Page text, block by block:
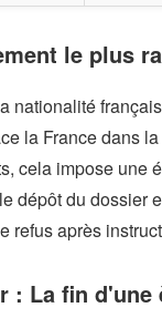
le plus
nationalité
la France dans
cela impose une
dépôt du dossier
refus après
: La fin d'une